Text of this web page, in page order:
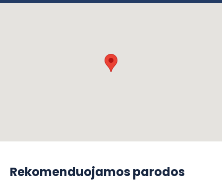
Rekomenduojamos parodos